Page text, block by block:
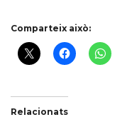
Comparteix això:
Relacionats